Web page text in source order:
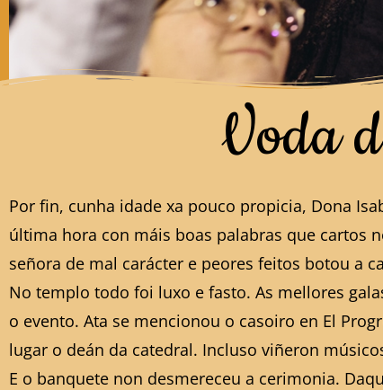
Voda
Por fin, cunha idade xa pouco propicia, Dona
última hora con máis boas palabras que cartos
señora de mal carácter e peores feitos botou a
No templo todo foi luxo e fasto. As mellores
o evento. Ata se mencionou o casoiro en El
lugar o deán da catedral. Incluso viñeron
E o banquete non desmereceu a cerimonia.